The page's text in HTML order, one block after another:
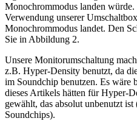
Monochrommodus landen
Verwendung unserer
Monochrommodus landet. Den
Sie in Abbildung 2.
Unsere Monitorumschaltung
z.B. Hyper-Density benutzt, da
im Soundchip benutzen. Es wäre
dieses Artikels hätten für Hyper-
gewählt, das absolut unbenutzt
Soundchips).